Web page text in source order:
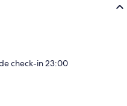
check-in 23:00